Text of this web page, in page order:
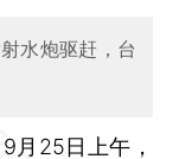
水炮驱赶，台
9月25日上午，